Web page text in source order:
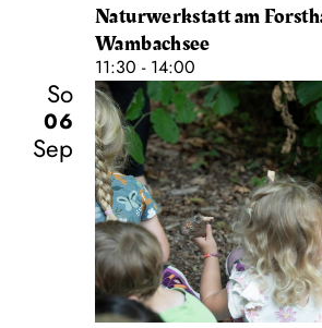
Naturwerkstatt am
Wambachsee
11:30 - 14:00
So
06
Sep